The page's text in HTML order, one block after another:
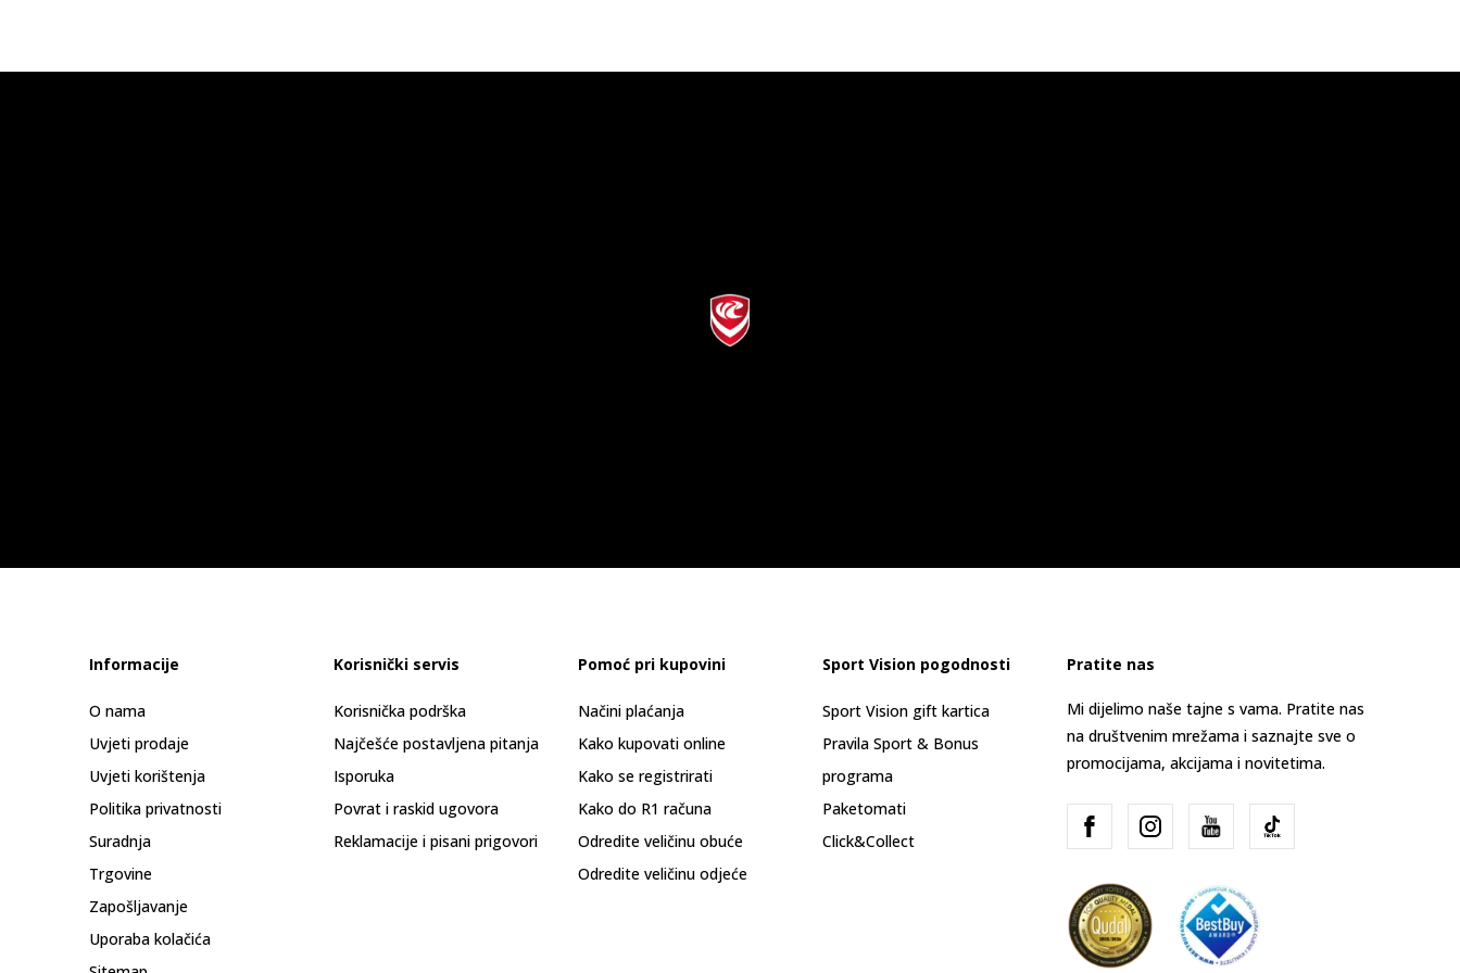
Informacije
O nama
Uvjeti prodaje
Uvjeti korištenja
Politika privatnosti
Suradnja
Trgovine
Zapošljavanje
Uporaba kolačića
Korisnički servis
Korisnička podrška
Najčešće postavljena pitanja
Isporuka
Povrat i raskid ugovora
Reklamacije i pisani prigovori
Pomoć pri kupovini
Načini plaćanja
Kako kupovati online
Kako se registrirati
Kako do R1 računa
Odredite veličinu obuće
Odredite veličinu odjeće
Sport Vision pogodnosti
Sport Vision gift kartica
Pravila Sport & Bonus
programa
Paketomati
Click&Collect
Pratite nas
Mi dijelimo naše tajne s vama. Pratite nas
na društvenim mrežama i saznajte sve o
promocijama, akcijama i novitetima.